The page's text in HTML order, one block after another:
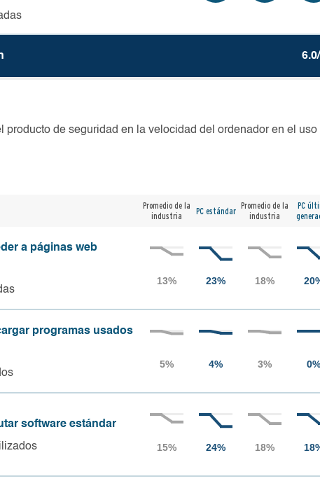
producto de seguridad en la velocidad del ordenador en el uso
Promedio de la
industria
PC estándar Promedio de la
industria
PC
a páginas web
programas usados
software estándar